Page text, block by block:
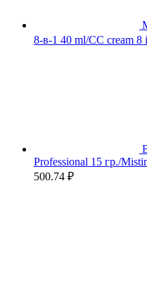
8-в-1 40 ml/CC cream 8
Professional 15 гр./
500.74 ₽